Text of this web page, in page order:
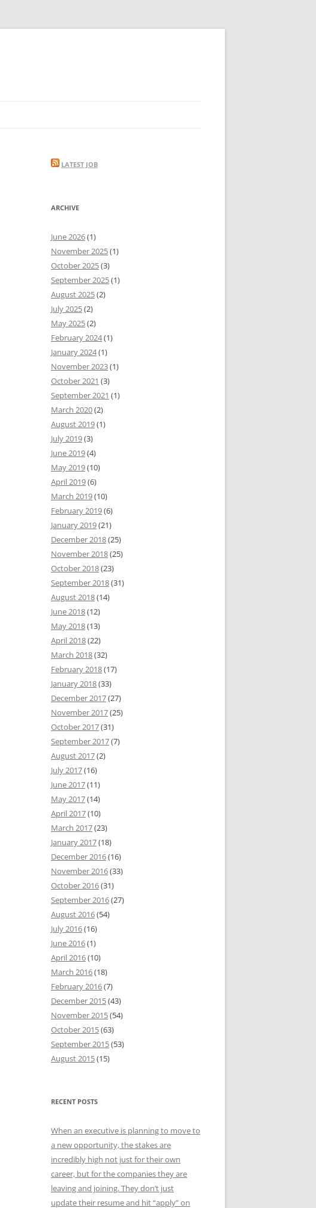
LATEST JOB
ARCHIVE
June 2026(1)
November 2025(1)
October 2025(3)
September 2025(1)
August 2025(2)
July 2025(2)
May 2025(2)
February 2024(1)
January 2024(1)
November 2023(1)
October 2021 (3)
September 2021 (1)
March 2020(2)
August 2019(1)
July 2019(3)
June 2019(4)
May 2019(10)
April 2019(6)
March 2019(10)
February 2019(6)
January 2019(21)
December 2018(25)
November 2018(25)
October 2018(23)
September 2018(31)
August 2018(14)
June 2018(12)
May 2018(13)
April 2018(22)
March 2018(32)
February 2018(17)
January 2018(33)
December 2017(27)
November 2017(25)
October 2017(31)
September 2017(7)
August 2017(2)
July 2017(16)
June 2017(11)
May 2017(14)
April 2017(10)
March 2017(23)
January 2017(18)
December 2016(16)
November 2016(33)
October 2016(31)
September 2016(27)
August 2016(54)
July 2016(16)
June 2016(1)
April 2016(10)
March 2016(18)
February 2016(7)
December 2015(43)
November 2015(54)
October 2015(63)
September 2015(53)
August 2015(15)
RECENT POSTS
When an executive is planning to move to
a new opportunity, the stakes are
incredibly high not just for their own
career, but for the companies they are
leaving and joining. They don’t just
update their resume and hit “apply” on